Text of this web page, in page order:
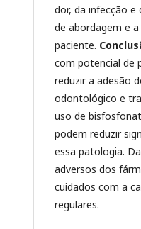
dor, da infecção e
de abordagem e
paciente.
com potencial de
reduzir a adesão
odontológico e
uso de
podem reduzir
essa patologia.
adversos dos
cuidados com a
regulares.